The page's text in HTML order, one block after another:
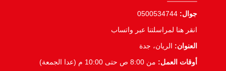
جوال: 0500534744
انقر هنا لمراسلتنا عبر واتساب
العنوان: الريان، جدة
أوقات العمل: من 8:00 ص حتى 10:00 م (عدا الجمعة)